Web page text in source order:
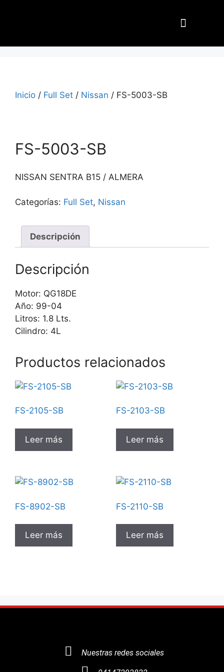
Inicio / Full Set / Nissan / FS-5003-SB
FS-5003-SB
NISSAN SENTRA B15 / ALMERA
Categorías: Full Set, Nissan
Descripción
Descripción
Motor: QG18DE
Año: 99-04
Litros: 1.8 Lts.
Cilindro: 4L
Productos relacionados
FS-2105-SB
Leer más
FS-2103-SB
Leer más
FS-8902-SB
Leer más
FS-2110-SB
Leer más
Nuestras redes sociales